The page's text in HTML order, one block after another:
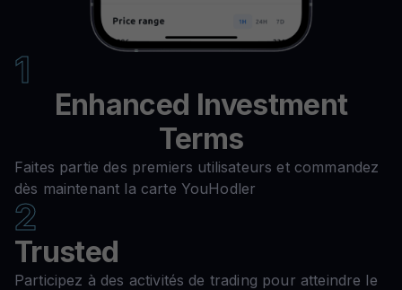
1
Enhanced Investment
Terms
Faites partie des premiers utilisateurs et commandez
dès maintenant la carte YouHodler
2
Trusted
Participez à des activités de trading pour atteindre le